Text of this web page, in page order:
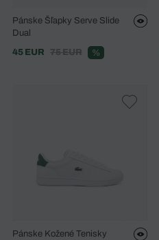
Pánske Šľapky Serve Slide
Dual
45 EUR
75 EUR %
Pánske Kožené Tenisky